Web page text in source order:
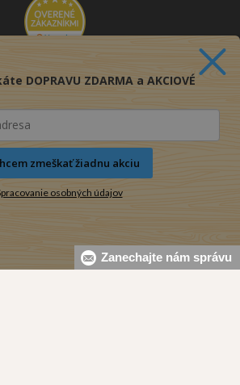
Zanechajte nám správu
DOPRAVU ZDARMA a AKCIOVÉ
zmeškať žiadnu akciu
osobných údajov